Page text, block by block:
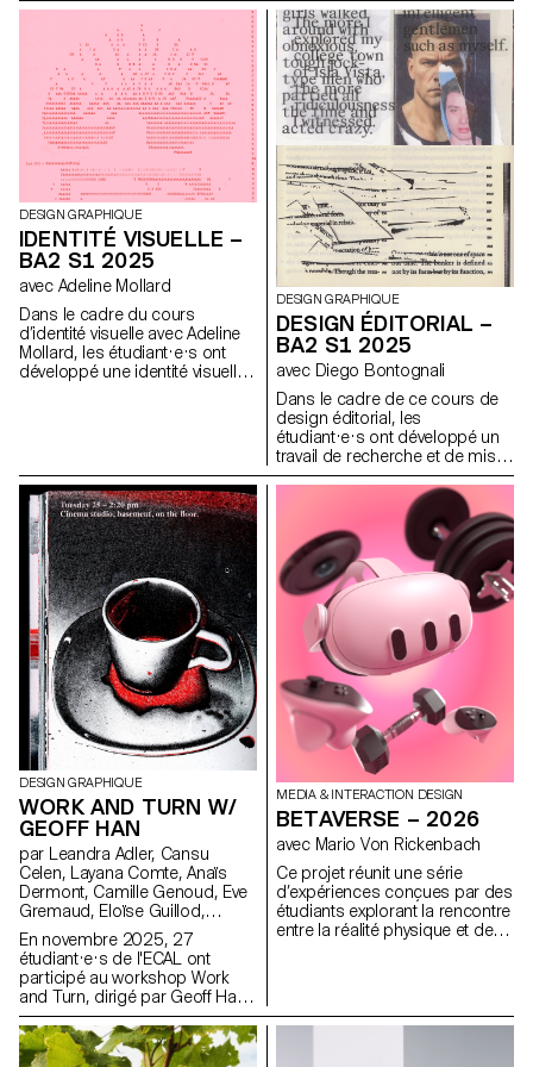
d’un lieu sont prolongées dans
une réalisation. Les élèves de
2ème année en Design
graphique ont travaillé sur une
communication basée sur ce
principe et sur la réalisation
architecturale qui s’y réfère afin
d’en faire la promotion, ou de
prolonger la communication du
DESIGN GRAPHIQUE
IDENTITÉ VISUELLE –
BA2 S1 2025
avec Adeline Mollard
Dans le cadre du cours
d’identité visuelle avec Adeline
Mollard, les étudiant·e·s ont
développé une identité visuelle
interprétation singulière de
celle-ci. L’identité est déclinée
sur une série de supports, de
la carte de visite au format F4,
comprenant affiches, flyers,
cartes de visite ainsi qu’une
affiche animée.
DESIGN GRAPHIQUE
DESIGN ÉDITORIAL –
BA2 S1 2025
avec Diego Bontognali
Dans le cadre de ce cours de
design éditorial, les
étudiant·e·s ont développé un
travail de recherche et de mise
en forme de textes autour d’un
thème commun. À partir d’une
sélection de sources, chaque
projet propose deux éditions
au contenu identique, déclinées
dans un grand et un petit
format.
DESIGN GRAPHIQUE
WORK AND TURN W/
GEOFF HAN
par Leandra Adler, Cansu
Celen, Layana Comte, Anaïs
Dermont, Camille Genoud, Eve
Gremaud, Eloïse Guillod,
Mathis Harmant, Marie Hintzy,
Matteo Lucca, Maxime Manera,
Gaëtan Mauclair, Mathys
Mauron, Emma Morisseau,
Sara Pedersoli, Lucie Pittet,
Hélène Prongué, Leonardo
Mariucci, Alice Refachinho,
En novembre 2025, 27
étudiant·e·s de l'ECAL ont
participé au workshop Work
and Turn, dirigé par Geoff Han,
autour du thème du travail et du
travail invisible au sein de
l’école. Installée dans une
MEDIA & INTERACTION DESIGN
BETAVERSE – 2026
avec Mario Von Rickenbach
Ce projet réunit une série
d’expériences conçues par des
étudiants explorant la rencontre
entre la réalité physique et des
environnement en espaces